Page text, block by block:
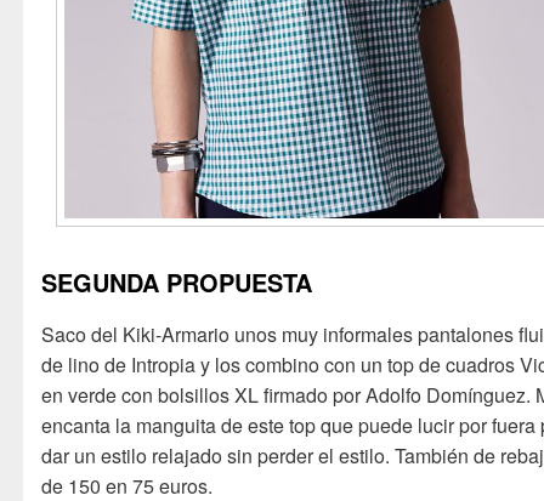
SEGUNDA PROPUESTA
Saco del Kiki-Armario unos muy informales pantalones
de lino de Intropia y los combino con un top de cuadros
en verde con bolsillos XL firmado por Adolfo Domínguez.
encanta la manguita de este top que puede lucir por fuera
dar un estilo relajado sin perder el estilo. También de
de 150 en 75 euros.